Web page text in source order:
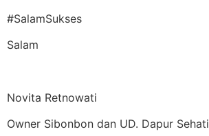
#SalamSukses
Salam
Novita Retnowati
Owner Sibonbon dan UD. Dapur Sehati